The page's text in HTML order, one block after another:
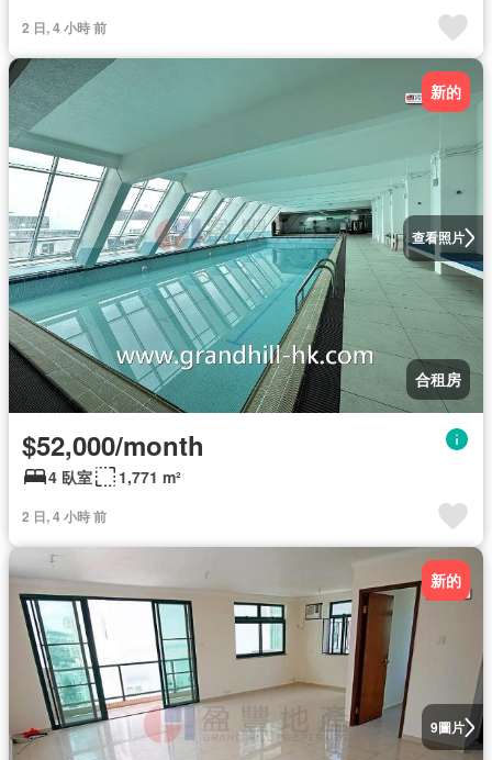
2 日, 4 小時 前
查看照片
新的
合租房
$52,000/month
4 臥室 1,771 m²
2 日, 4 小時 前
9圖片
新的